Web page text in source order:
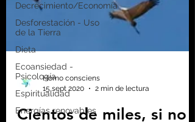
Decrecimiento/Economía
Desforestación - Uso
de la Tierra
Dieta
Ecoansiedad -
Psicología
Espiritualidad
Energías renovables
15 sept 2020
2 min de lectura